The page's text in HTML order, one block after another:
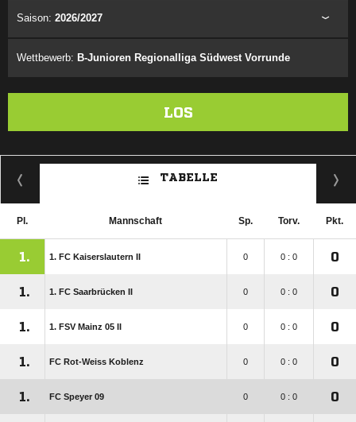
Saison: 2026/2027
Wettbewerb: B-Junioren Regionalliga Südwest Vorrunde
LOS
TABELLE
Pl. Mannschaft Sp. Torv. Pkt.
1. 1. FC Kaiserslautern II 0 0 : 0 0
1. 1. FC Saarbrücken II 0 0 : 0 0
1. 1. FSV Mainz 05 II 0 0 : 0 0
1. FC Rot-Weiss Koblenz 0 0 : 0 0
1. FC Speyer 09 0 0 : 0 0